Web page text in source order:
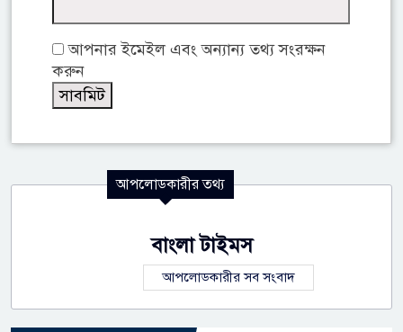
আপনার ইমেইল এবং অন্যান্য তথ্য সংরক্ষন
করুন
আপলোডকারীর তথ্য
বাংলা টাইমস
আপলোডকারীর সব সংবাদ